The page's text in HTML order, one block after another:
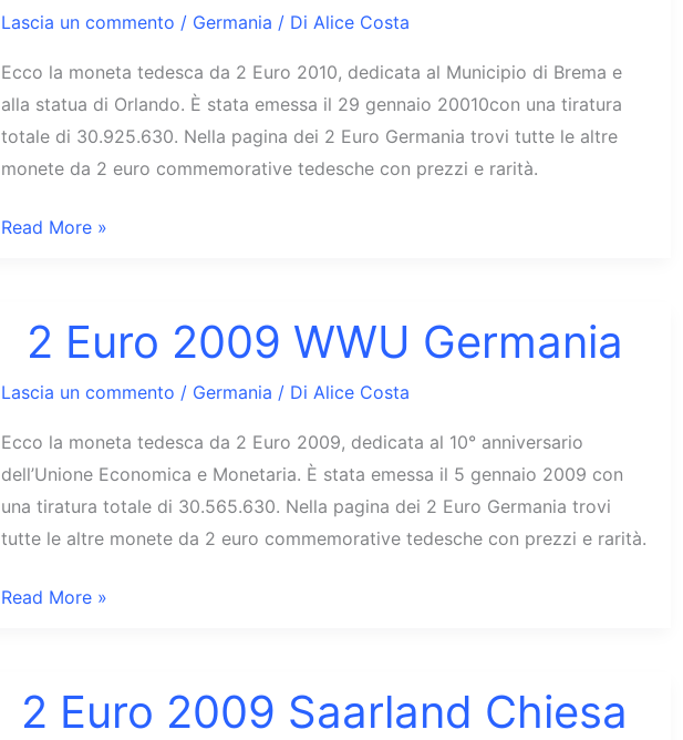
Germania
Lascia un commento / Germania / Di Alice Costa
Ecco la moneta tedesca da 2 Euro 2010, dedicata al Municipio di Brema e
alla statua di Orlando. È stata emessa il 29 gennaio 20010con una tiratura
totale di 30.925.630. Nella pagina dei 2 Euro Germania trovi tutte le altre
monete da 2 euro commemorative tedesche con prezzi e rarità.
2
Bremen
Germania
Read More »
2 Euro 2009 WWU Germania
Lascia un commento / Germania / Di Alice Costa
Ecco la moneta tedesca da 2 Euro 2009, dedicata al 10° anniversario
dell’Unione Economica e Monetaria. È stata emessa il 5 gennaio 2009 con
una tiratura totale di 30.565.630. Nella pagina dei 2 Euro Germania trovi
tutte le altre monete da 2 euro commemorative tedesche con prezzi e rarità.
2
WWU
Germania
Read More »
2 Euro 2009 Saarland Chiesa